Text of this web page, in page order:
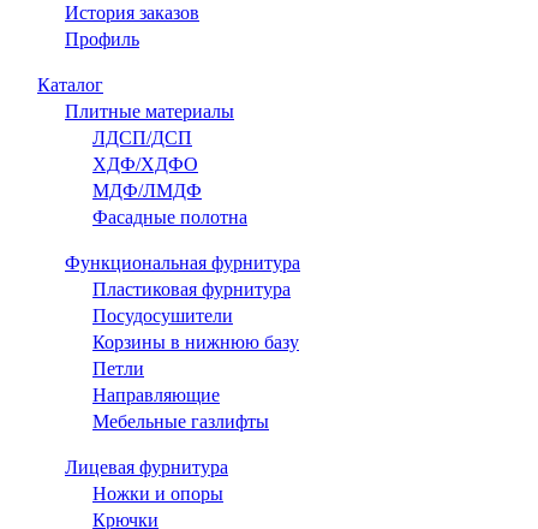
История заказов
Профиль
Каталог
Плитные материалы
ЛДСП/ДСП
ХДФ/ХДФО
МДФ/ЛМДФ
Фасадные полотна
Функциональная фурнитура
Пластиковая фурнитура
Посудосушители
Корзины в нижнюю базу
Петли
Направляющие
Мебельные газлифты
Лицевая фурнитура
Ножки и опоры
Крючки